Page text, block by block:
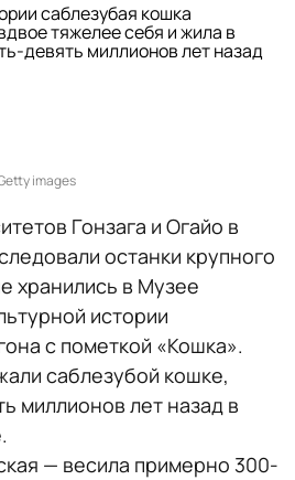
саблезубая кошка
тяжелее себя и жила в
девять миллионов лет назад
images
Гонзага и Огайо в
останки крупного
хранились в Музее
истории
с пометкой «Кошка».
саблезубой кошке,
миллионов лет назад в
— весила примерно 300-